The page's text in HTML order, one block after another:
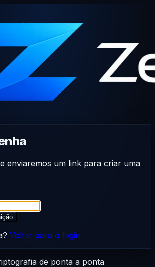
enviaremos um link para criar uma
Voltar para o login
de ponta a ponta